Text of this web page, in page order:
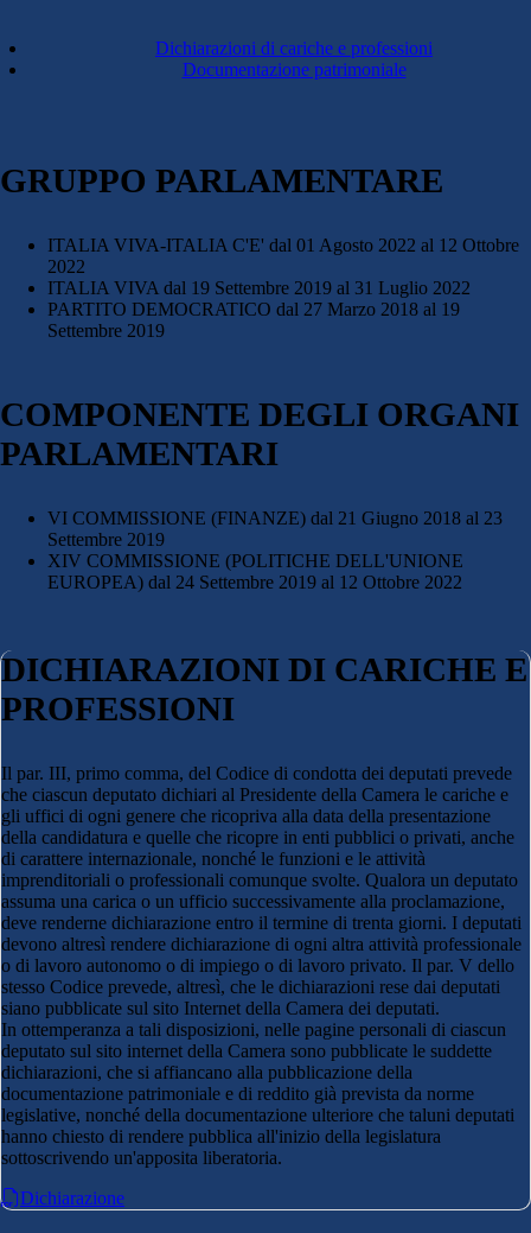
Dichiarazioni di cariche e professioni
Documentazione patrimoniale
GRUPPO PARLAMENTARE
ITALIA VIVA-ITALIA C'E' dal 01 Agosto 2022 al 12 Ottobre
2022
ITALIA VIVA dal 19 Settembre 2019 al 31 Luglio 2022
PARTITO DEMOCRATICO dal 27 Marzo 2018 al 19
Settembre 2019
COMPONENTE DEGLI ORGANI
PARLAMENTARI
VI COMMISSIONE (FINANZE) dal 21 Giugno 2018 al 23
Settembre 2019
XIV COMMISSIONE (POLITICHE DELL'UNIONE
EUROPEA) dal 24 Settembre 2019 al 12 Ottobre 2022
DICHIARAZIONI DI CARICHE E
PROFESSIONI
Il par. III, primo comma, del Codice di condotta dei deputati prevede
che ciascun deputato dichiari al Presidente della Camera le cariche e
gli uffici di ogni genere che ricopriva alla data della presentazione
della candidatura e quelle che ricopre in enti pubblici o privati, anche
di carattere internazionale, nonché le funzioni e le attività
imprenditoriali o professionali comunque svolte. Qualora un deputato
assuma una carica o un ufficio successivamente alla proclamazione,
deve renderne dichiarazione entro il termine di trenta giorni. I deputati
devono altresì rendere dichiarazione di ogni altra attività professionale
o di lavoro autonomo o di impiego o di lavoro privato. Il par. V dello
stesso Codice prevede, altresì, che le dichiarazioni rese dai deputati
siano pubblicate sul sito Internet della Camera dei deputati.
In ottemperanza a tali disposizioni, nelle pagine personali di ciascun
deputato sul sito internet della Camera sono pubblicate le suddette
dichiarazioni, che si affiancano alla pubblicazione della
documentazione patrimoniale e di reddito già prevista da norme
legislative, nonché della documentazione ulteriore che taluni deputati
hanno chiesto di rendere pubblica all'inizio della legislatura
sottoscrivendo un'apposita liberatoria.
Dichiarazione